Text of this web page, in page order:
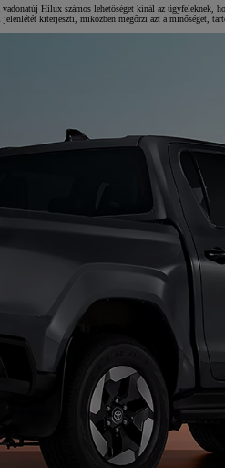
Hilux számos lehetőséget kínál az ügyfeleknek,
kiterjeszti, miközben megőrzi azt a minőséget,